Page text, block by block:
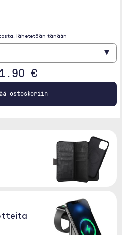
lähetetään tänään
▾
€
ostoskoriin